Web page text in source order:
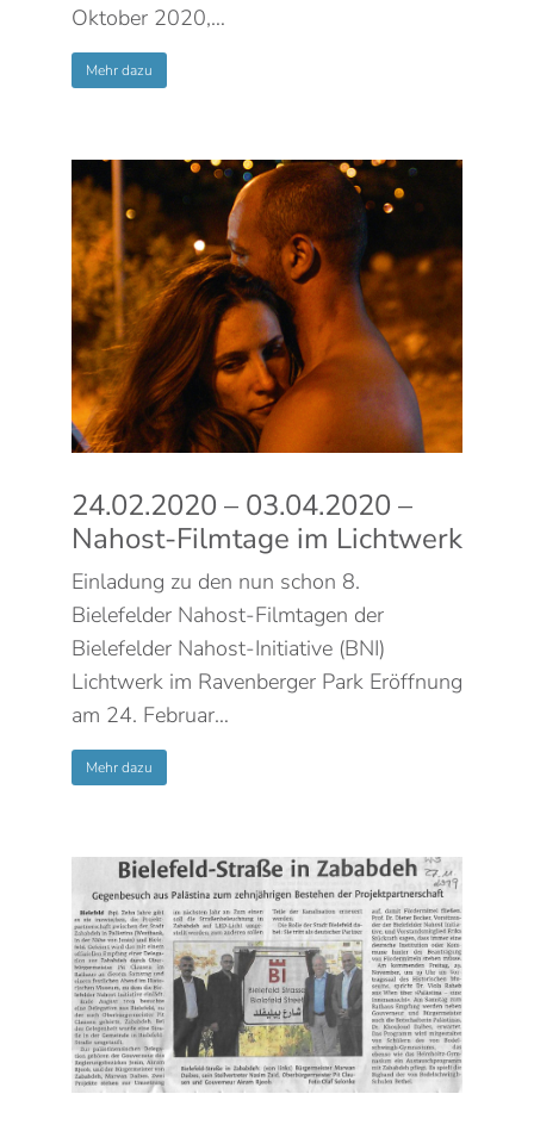
Oktober 2020,…
Mehr dazu
24.02.2020 – 03.04.2020 –
Nahost-Filmtage im Lichtwerk
Einladung zu den nun schon 8.
Bielefelder Nahost-Filmtagen der
Bielefelder Nahost-Initiative (BNI)
Lichtwerk im Ravenberger Park Eröffnung
am 24. Februar…
Mehr dazu